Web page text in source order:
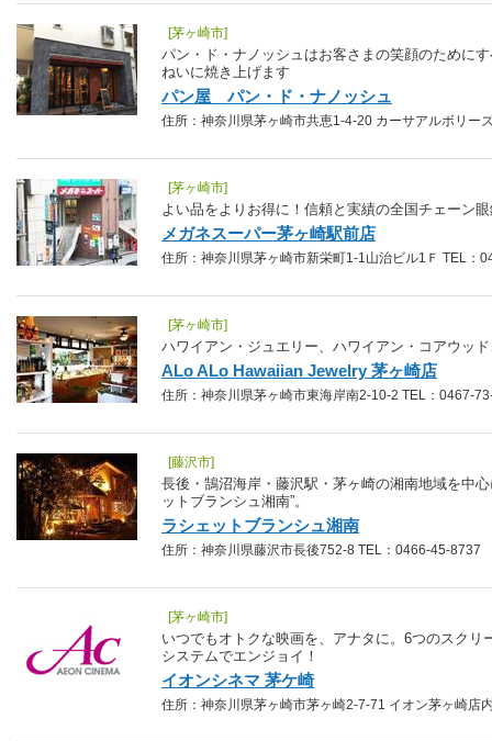
[茅ヶ崎市]
パン・ド・ナノッシュはお客さまの笑顔のために
ねいに焼き上げます
パン屋 パン・ド・ナノッシュ
住所：神奈川県茅ヶ崎市共恵1-4-20 カーサアルボリー
[茅ヶ崎市]
よい品をよりお得に！信頼と実績の全国チェーン
メガネスーパー茅ヶ崎駅前店
住所：神奈川県茅ヶ崎市新栄町1-1山治ビル1Ｆ TEL：
[茅ヶ崎市]
ハワイアン・ジュエリー、ハワイアン・コアウッ
ALo ALo Hawaiian Jewelry 茅ヶ崎店
住所：神奈川県茅ヶ崎市東海岸南2-10-2 TEL：0467-
[藤沢市]
長後・鵠沼海岸・藤沢駅・茅ヶ崎の湘南地域を中
ットブランシュ湘南”。
ラシェットブランシュ湘南
住所：神奈川県藤沢市長後752-8 TEL：0466-45-8737
[茅ヶ崎市]
いつでもオトクな映画を、アナタに。6つのスクリ
システムでエンジョイ！
イオンシネマ 茅ケ崎
住所：神奈川県茅ヶ崎市茅ヶ崎2-7-71 イオン茅ヶ崎店